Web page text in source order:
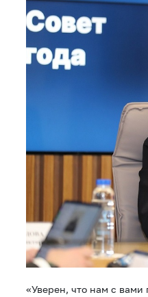
«Уверен, что нам с